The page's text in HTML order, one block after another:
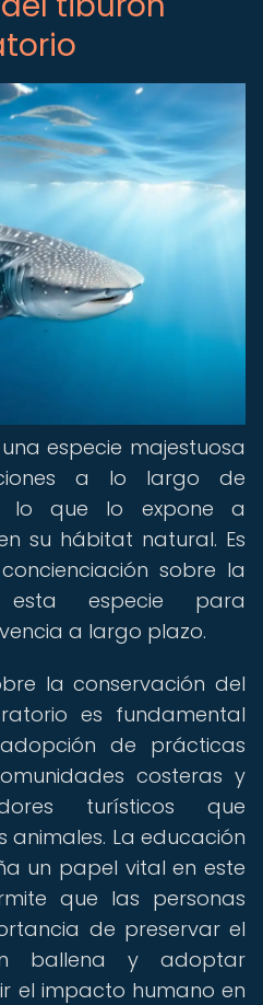
especie majestuosa
a lo largo de
lo que lo expone a
su hábitat natural. Es
sobre la
esta especie para
a largo plazo.
la conservación del
es fundamental
de prácticas
costeras y
turísticos que
animales. La educación
un papel vital en este
que las personas
de preservar el
ballena y adoptar
el impacto humano en